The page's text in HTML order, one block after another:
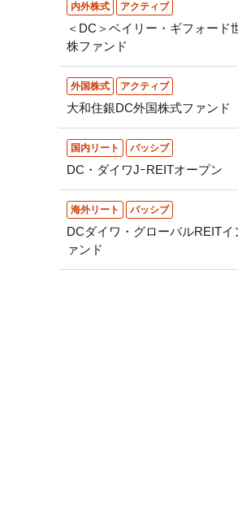
内外株式 アクティブ
＜DC＞ベイリー・ギフォード
株ファンド
外国株式 アクティブ
大和住銀DC外国株式ファンド
国内リート パッシブ
DC・ダイワJｰREITオープン
海外リート パッシブ
DCダイワ・グローバルREITイ
ァンド